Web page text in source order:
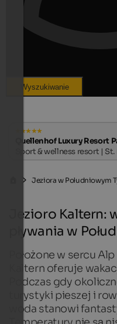
Wyszukiwanie
Quellenhof Luxury Resort
Sport & wellness resort |
Jeziora w Południowym
Jezioro Kaltern:
pływania w
Położone w sercu
Kaltern oferuje
Podczas gdy
turystyki pieszej i
woda stanowi